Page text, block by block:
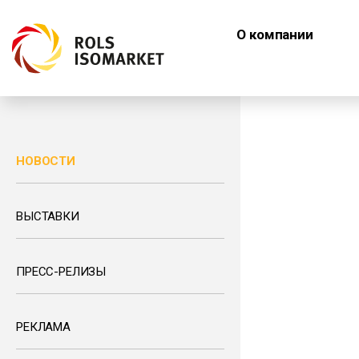
О компании
НОВОСТИ
ВЫСТАВКИ
ПРЕСС-РЕЛИЗЫ
РЕКЛАМА